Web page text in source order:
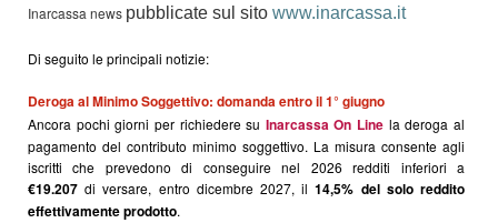
Inarcassa news pubblicate sul sito www.inarcassa.it
Di seguito le principali notizie:
Deroga al Minimo Soggettivo: domanda entro il 1° giugno
Ancora pochi giorni per richiedere su Inarcassa On Line la deroga al
pagamento del contributo minimo soggettivo. La misura consente agli
iscritti che prevedono di conseguire nel 2026 redditi inferiori a
€19.207 di versare, entro dicembre 2027, il14,5% del solo reddito
effettivamente prodotto.